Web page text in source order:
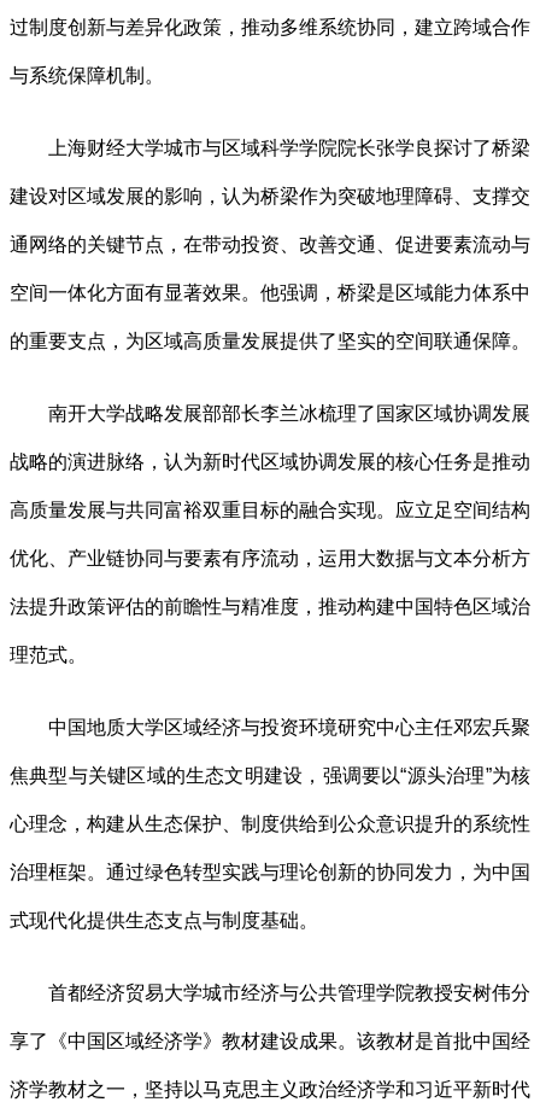
过制度创新与差异化政策，推动多维系统协同，建立跨域合作
与系统保障机制。
上海财经大学城市与区域科学学院院长张学良探讨了桥梁
建设对区域发展的影响，认为桥梁作为突破地理障碍、支撑交
通网络的关键节点，在带动投资、改善交通、促进要素流动与
空间一体化方面有显著效果。他强调，桥梁是区域能力体系中
的重要支点，为区域高质量发展提供了坚实的空间联通保障。
南开大学战略发展部部长李兰冰梳理了国家区域协调发展
战略的演进脉络，认为新时代区域协调发展的核心任务是推动
高质量发展与共同富裕双重目标的融合实现。应立足空间结构
优化、产业链协同与要素有序流动，运用大数据与文本分析方
法提升政策评估的前瞻性与精准度，推动构建中国特色区域治
理范式。
中国地质大学区域经济与投资环境研究中心主任邓宏兵聚
焦典型与关键区域的生态文明建设，强调要以“源头治理”为核
心理念，构建从生态保护、制度供给到公众意识提升的系统性
治理框架。通过绿色转型实践与理论创新的协同发力，为中国
式现代化提供生态支点与制度基础。
首都经济贸易大学城市经济与公共管理学院教授安树伟分
享了《中国区域经济学》教材建设成果。该教材是首批中国经
济学教材之一，坚持以马克思主义政治经济学和习近平新时代